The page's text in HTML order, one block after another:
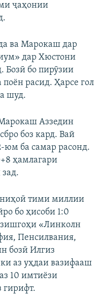
ҷаҳонии
ва Марокаш дар
дар Хюстони
бо пирӯзии
расид. Ҳарсе гол
шуд.
Аззедин
боз кард. Вай
юм ба самар расонд.
ҳамлагари
тими миллии
бо ҳисоби 1:0
«Линколн
Пенсилвания,
бозӣ Илгиз
аз уҳдаи вазифааш
10 имтиёзи
гирифт.